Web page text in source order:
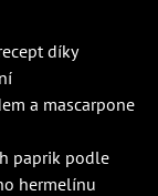
díky
a mascarpone
paprik podle
hermelínu